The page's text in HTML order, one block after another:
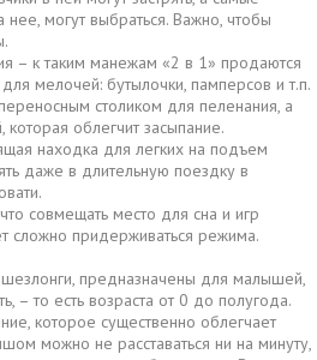
нее, могут выбраться. Важно, чтобы
– к таким манежам «2 в 1» продаются
мелочей: бутылочки, памперсов и т.п.
столиком для пеленания, а
облегчит засыпание.
находка для легких на подъем
даже в длительную поездку в
совмещать место для сна и игр
сложно придерживаться режима.
шезлонги, предназначены для малышей,
– то есть возраста от 0 до полугода.
которое существенно облегчает
можно не расставаться ни на минуту,